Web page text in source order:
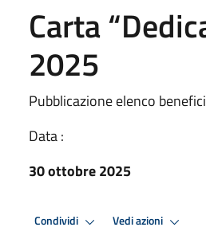
Carta
2025
Pubblicazione elenco
Data :
30 ottobre 2025
Condividi Vedi azioni